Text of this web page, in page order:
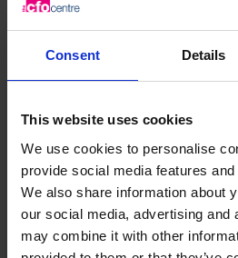
Consent Details
This website uses cookies
We use cookies to personalise
provide social media features
We also share information about
our social media, advertising and
may combine it with other
Si vous êtes
cette
devrions
votre entreprise et votre
plan qui permettra de le